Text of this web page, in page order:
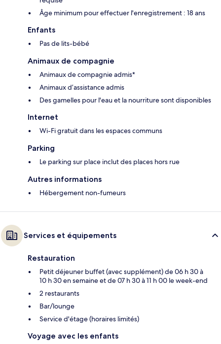
Âge minimum pour effectuer l'enregistrement : 18 ans
Enfants
Pas de lits-bébé
Animaux de compagnie
Animaux de compagnie admis*
Animaux d’assistance admis
Des gamelles pour l'eau et la nourriture sont disponibles
Internet
Wi-Fi gratuit dans les espaces communs
Parking
Le parking sur place inclut des places hors rue
Autres informations
Hébergement non-fumeurs
Services et équipements
Restauration
Petit déjeuner buffet (avec supplément) de 06 h 30 à
10 h 30 en semaine et de 07 h 30 à 11 h 00 le week-end
2 restaurants
Bar/lounge
Service d'étage (horaires limités)
Voyage avec les enfants